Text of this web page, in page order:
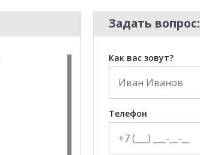
Задать вопрос:
Как вас зовут?
Телефон